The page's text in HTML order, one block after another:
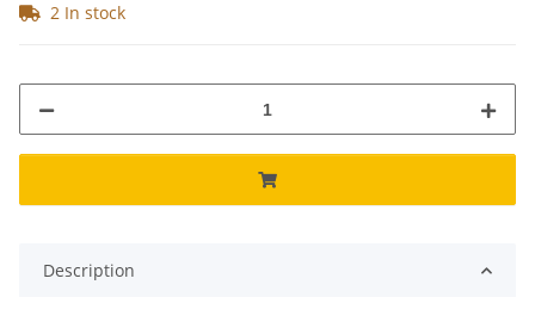
2 In stock
Description